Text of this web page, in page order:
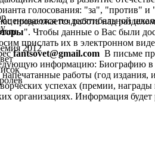
голосования: "за", "против" и
оцениваются по десятибальной
продолжается работа над
". Чтобы данные о Вас были
прислать их в электронном
fantsovet@gmail.com В письме
информацию: Биографию в
напечатанные работы (год издания,
успехах (премии, награды
организациях. Информация будет
2012